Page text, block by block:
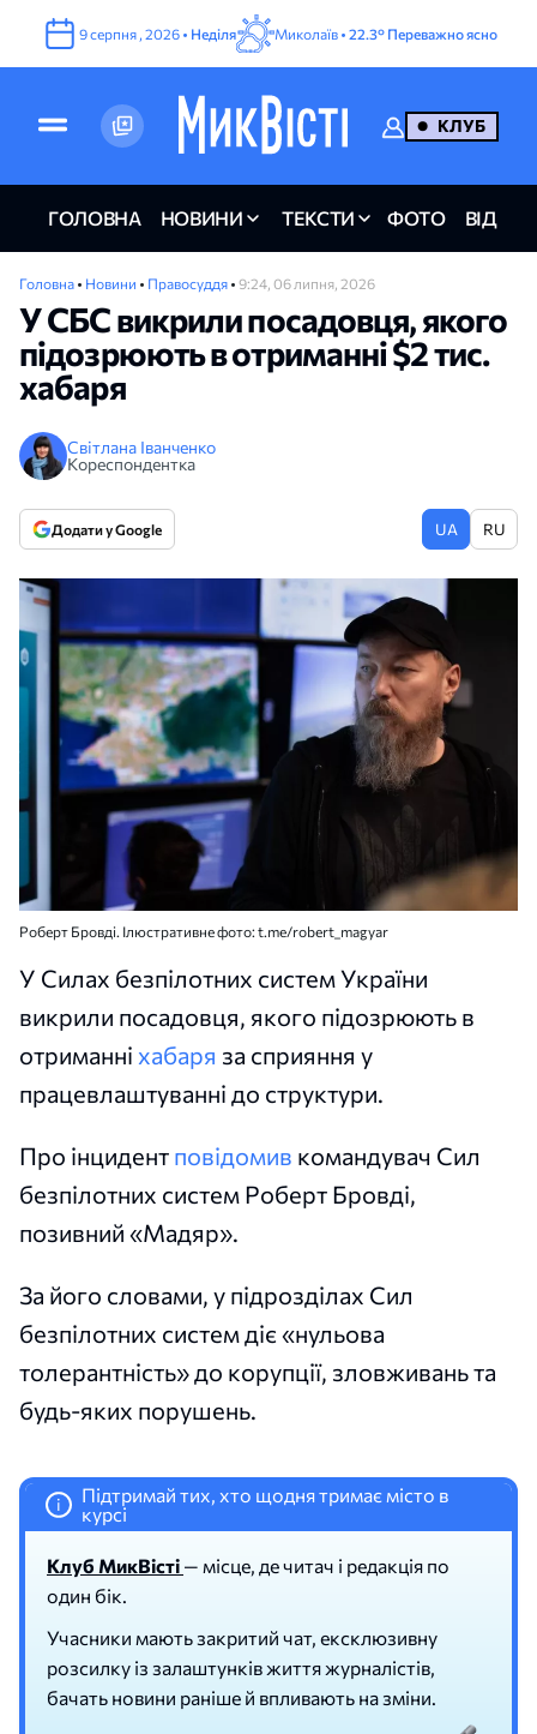
9серпня , 2026 • Неділя Миколаїв • 22.3° Переважно ясно
КЛУБ
ГОЛОВНА НОВИНИ ТЕКСТИ ФОТО ВІДЕО
Головна • Новини • Правосуддя • 9:24, 06 липня, 2026
У СБС викрили посадовця, якого
підозрюють в отриманні $2 тис.
хабаря
Світлана Іванченко
Кореспондентка
Додати у Google UA RU
Роберт Бровді. Ілюстративне фото: t.me/robert_magyar
У Силах безпілотних систем України
викрили посадовця, якого підозрюють в
отриманні хабаря за сприяння у
працевлаштуванні до структури.
Про інцидент повідомив командувач Сил
безпілотних систем Роберт Бровді,
позивний «Мадяр».
За його словами, у підрозділах Сил
безпілотних систем діє «нульова
толерантність» до корупції, зловживань та
будь-яких порушень.
i
Підтримай тих, хто щодня тримає місто в
курсі
Клуб МикВісті — місце, де читач і редакція по
один бік.
Учасники мають закритий чат, ексклюзивну
розсилку із залаштунків життя журналістів,
бачать новини раніше й впливають на зміни.